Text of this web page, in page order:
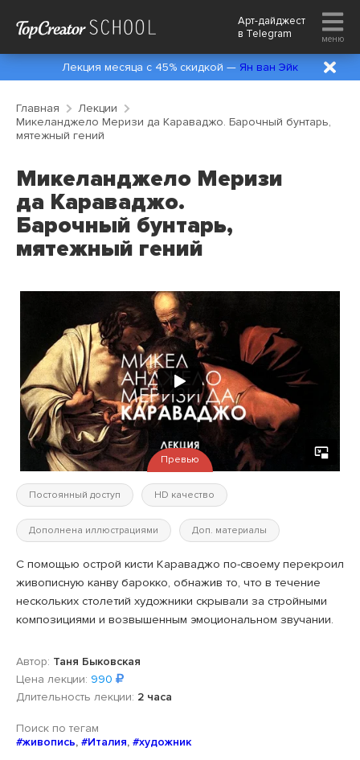
Арт-дайджест
в Telegram меню
Лекция месяца с 45% скидкой — Ян ван Эйк
Главная
Лекции
Микеланджело Меризи да Караваджо. Барочный бунтарь,
мятежный гений
Микеланджело Меризи
да Караваджо.
Барочный бунтарь,
мятежный гений
Превью
Постоянный доступ HD качество
Дополнена иллюстрациями Доп. материалы
С помощью острой кисти Караваджо по-своему перекроил
живописную канву барокко, обнажив то, что в течение
нескольких столетий художники скрывали за стройными
композициями и возвышенным эмоциональном звучании.
Автор: Таня Быковская
Цена лекции: 990
Длительность лекции: 2 часа
Поиск по тегам
#живопись, #Италия, #художник